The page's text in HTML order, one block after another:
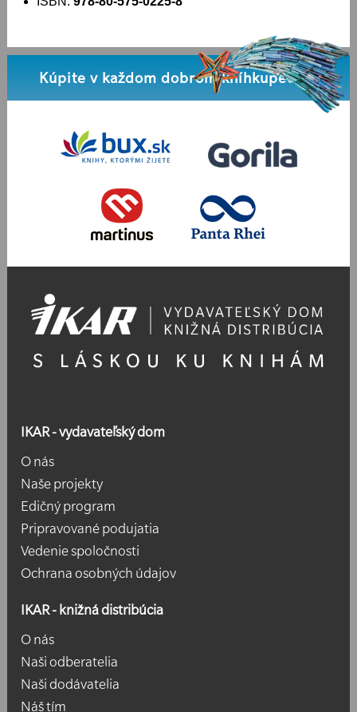
Kúpite v každom dobrom kníhkupectve
IKAR - vydavateľský dom
O nás
Naše projekty
Edičný program
Pripravované podujatia
Vedenie spoločnosti
Ochrana osobných údajov
IKAR - knižná distribúcia
O nás
Naši odberatelia
Naši dodávatelia
Náš tím